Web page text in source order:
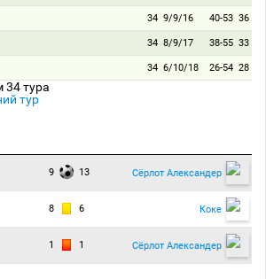
34 9/9/16 40-53 36
34 8/9/17 38-55 33
34 6/10/18 26-54 28
34 тура
тур
9 13 Сёрлот Александер
8 6 Коке
1 1 Сёрлот Александер